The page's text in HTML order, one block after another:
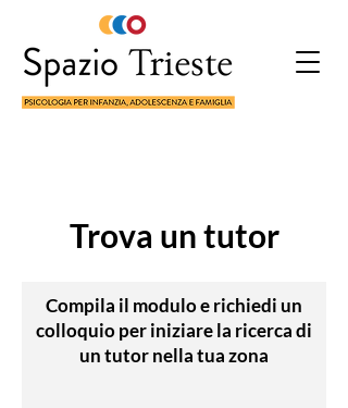
Trova un tutor
Compila il modulo e richiedi un
colloquio per iniziare la ricerca di
un tutor nella tua zona